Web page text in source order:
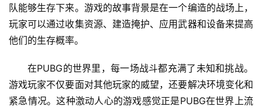
队能够生存下来。游戏的故事背景是在一个编造的战场上，
玩家可以通过收集资源、建造掩护、应用武器和设备来提高
他们的生存概率。
在PUBG的世界里，每一场战斗都充满了未知和挑战。
游戏玩家不仅要面对其他玩家的威望，还要解决环境变化和
紧急情况。这种激动人心的游戏感觉正是PUBG在世界上流